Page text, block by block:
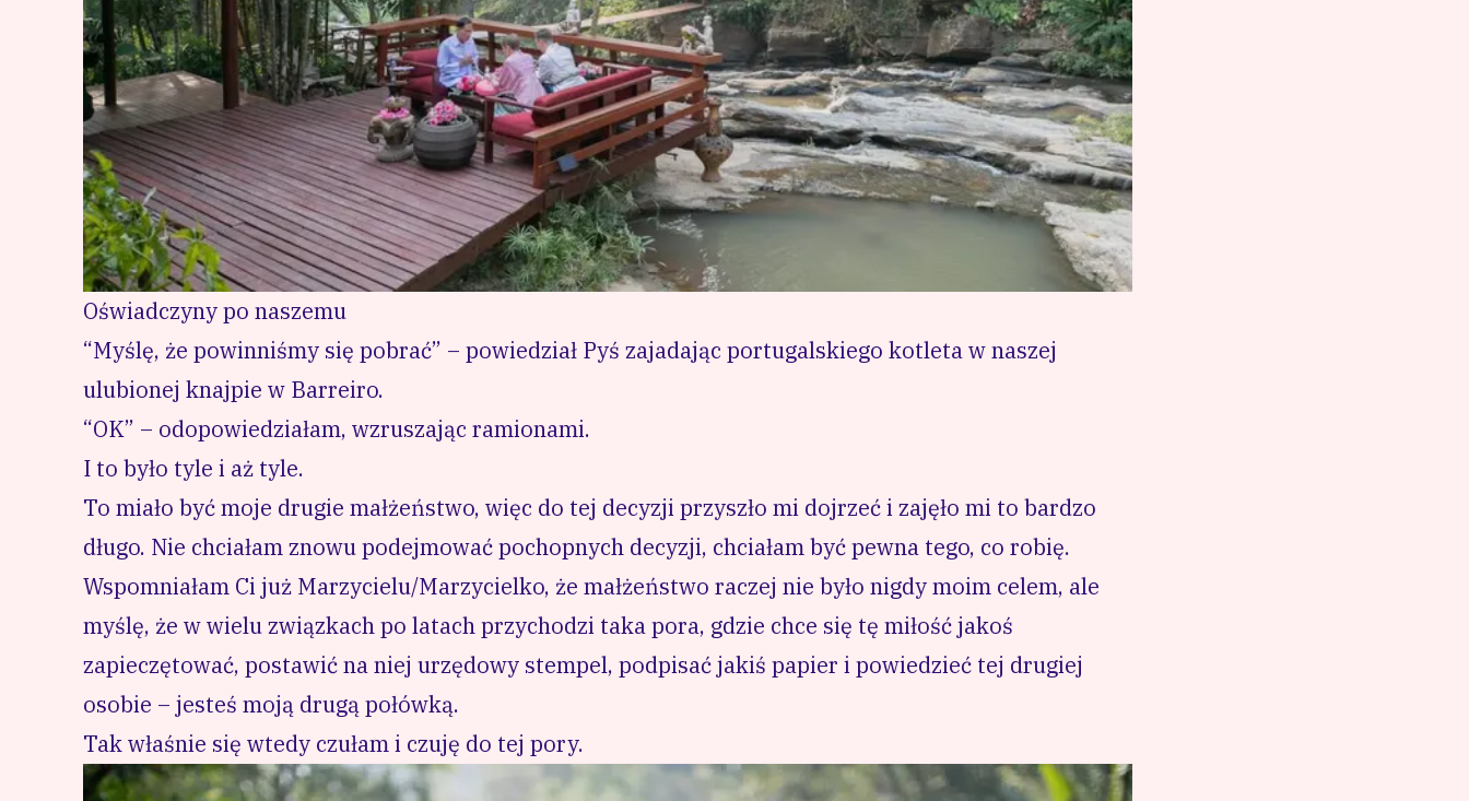
Oświadczyny po naszemu
“Myślę, że powinniśmy się pobrać” – powiedział Pyś zajadając portugalskiego kotleta w naszej
ulubionej knajpie w Barreiro.
“OK” – odopowiedziałam, wzruszając ramionami.
I to było tyle i aż tyle.
To miało być moje drugie małżeństwo, więc do tej decyzji przyszło mi dojrzeć i zajęło mi to bardzo
długo. Nie chciałam znowu podejmować pochopnych decyzji, chciałam być pewna tego, co robię.
Wspomniałam Ci już Marzycielu/Marzycielko, że małżeństwo raczej nie było nigdy moim celem, ale
myślę, że w wielu związkach po latach przychodzi taka pora, gdzie chce się tę miłość jakoś
zapieczętować, postawić na niej urzędowy stempel, podpisać jakiś papier i powiedzieć tej drugiej
osobie – jesteś moją drugą połówką.
Tak właśnie się wtedy czułam i czuję do tej pory.